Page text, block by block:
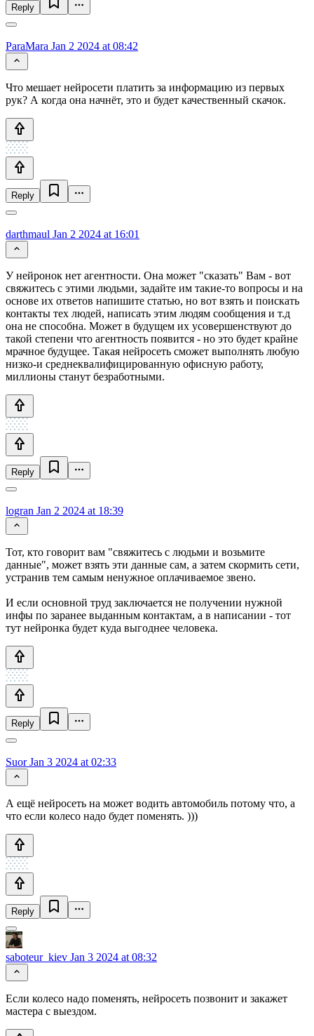
Reply
ParaMara Jan 2 2024 at 08:42
Что мешает нейросети платить за информацию из первых
рук? А когда она начнёт, это и будет качественный скачок.
Reply
darthmaul Jan 2 2024 at 16:01
У нейронок нет агентности. Она может "сказать" Вам - вот
свяжитесь с этими людьми, задайте им такие-то вопросы и на
основе их ответов напишите статью, но вот взять и поискать
контакты тех людей, написать этим людям сообщения и т.д
она не способна. Может в будущем их усовершенствуют до
такой степени что агентность появится - но это будет крайне
мрачное будущее. Такая нейросеть сможет выполнять любую
низко-и среднеквалифицированную офисную работу,
миллионы станут безработными.
Reply
logran Jan 2 2024 at 18:39
Тот, кто говорит вам "свяжитесь с людьми и возьмите
данные", может взять эти данные сам, а затем скормить сети,
устранив тем самым ненужное оплачиваемое звено.
И если основной труд заключается не получении нужной
инфы по заранее выданным контактам, а в написании - тот
тут нейронка будет куда выгоднее человека.
Reply
SuorJan 3 2024 at 02:33
А ещё нейросеть на может водить автомобиль потому что, а
что если колесо надо будет поменять. )))
Reply
saboteur_kiev Jan 3 2024 at 08:32
Если колесо надо поменять, нейросеть позвонит и закажет
мастера с выездом.